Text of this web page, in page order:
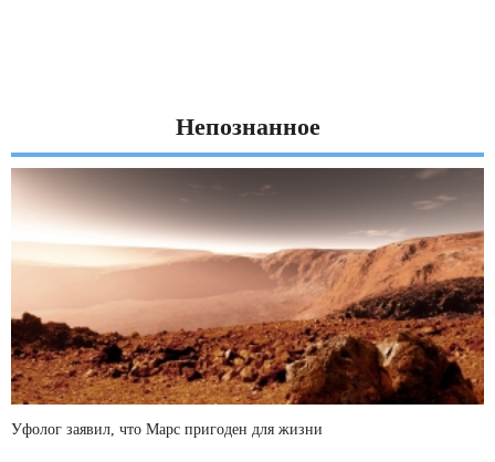
Непознанное
Уфолог заявил, что Марс пригоден для жизни